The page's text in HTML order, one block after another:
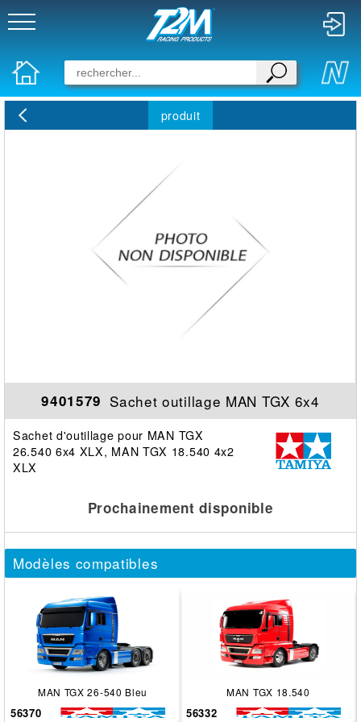
produit
9401579 Sachet outillage MAN TGX 6x4
Sachet d'outillage pour MAN TGX
26.540 6x4 XLX, MAN TGX 18.540 4x2
XLX
Prochainement disponible
Modèles compatibles
MAN TGX 26‐540 Bleu
56370
MAN TGX 18.540
56332